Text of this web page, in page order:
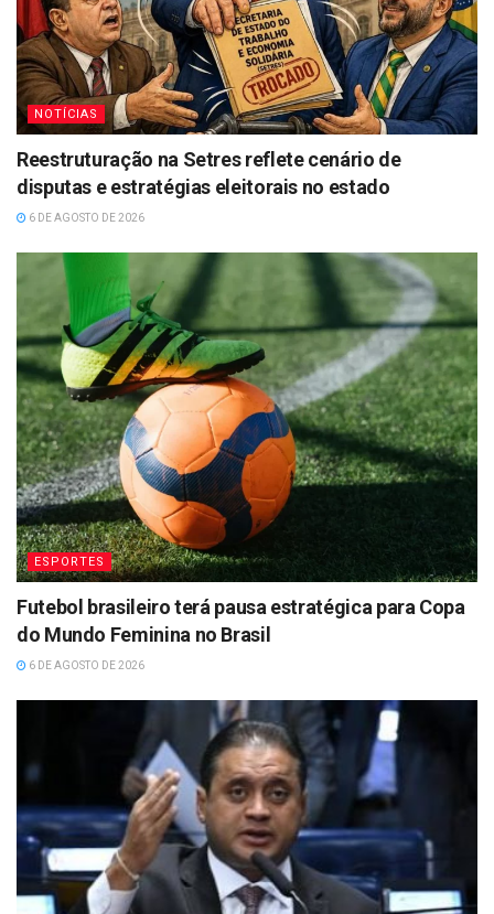
NOTÍCIAS
Reestruturação na Setres reflete cenário de
disputas e estratégias eleitorais no estado
6 DE AGOSTO DE 2026
ESPORTES
Futebol brasileiro terá pausa estratégica para Copa
do Mundo Feminina no Brasil
6 DE AGOSTO DE 2026